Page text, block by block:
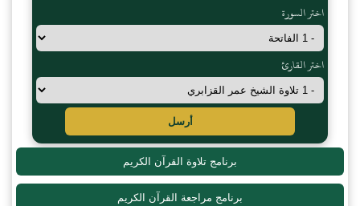
اختر السورة
اختر القارئ
أرسل
برنامج تلاوة القرآن الكريم
برنامج مراجعة القرآن الكريم